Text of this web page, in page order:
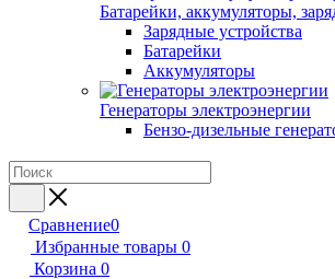
Батарейки, аккумуляторы,
Зарядные устройства
Батарейки
Аккумуляторы
Генераторы электроэнергии
Бензо-дизельные
Сравнение0
Избранные товары 0
Корзина 0